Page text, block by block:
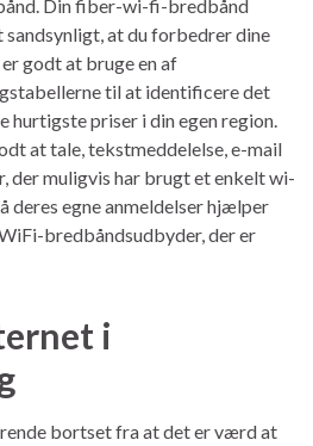
Din fiber-wi-fi-bredbånd
at du forbedrer dine
godt at bruge en af
til at identificere det
hurtigste priser i din egen region.
at tale, tekstmeddelelse, e-mail
der muligvis har brugt et enkelt wi-
deres egne anmeldelser hjælper
bredbåndsudbyder, der er
i
bortset fra at det er værd at